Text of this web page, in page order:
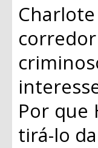
Por que
tirá-lo